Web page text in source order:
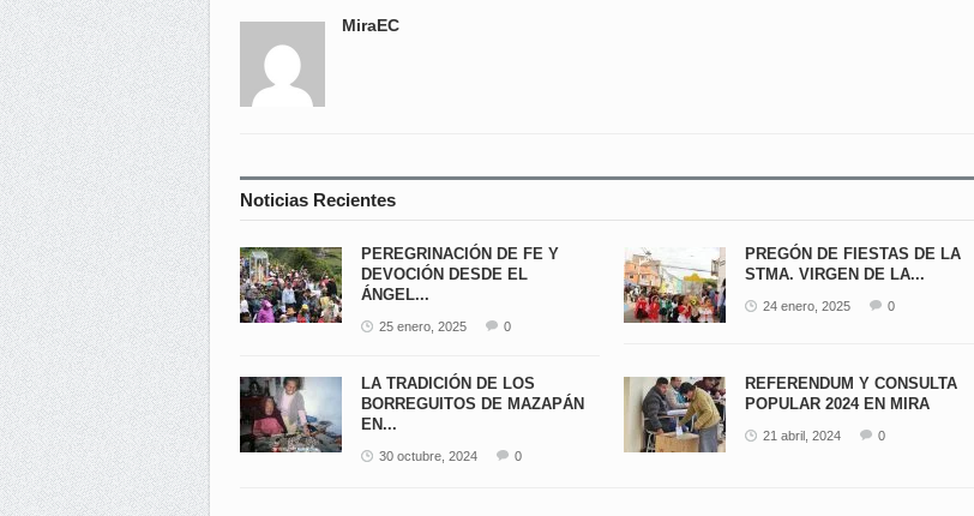
MiraEC
Noticias Recientes
PEREGRINACIÓN DE FE Y
DEVOCIÓN DESDE EL
ÁNGEL...
25 enero, 2025 0
PREGÓN DE FIESTAS DE LA
STMA. VIRGEN DE LA...
24 enero, 2025 0
LA TRADICIÓN DE LOS
BORREGUITOS DE MAZAPÁN
EN...
30 octubre, 2024 0
REFERENDUM Y CONSULTA
POPULAR 2024 EN MIRA
21 abril, 2024 0